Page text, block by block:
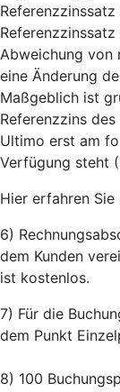
Abweichung von
eine Änderung
Maßgeblich ist
Referenzzins
Ultimo erst am
Verfügung steht
Hier erfahren Sie
6)
dem Kunden
ist kostenlos.
7) Für die
dem Punkt
8) 100